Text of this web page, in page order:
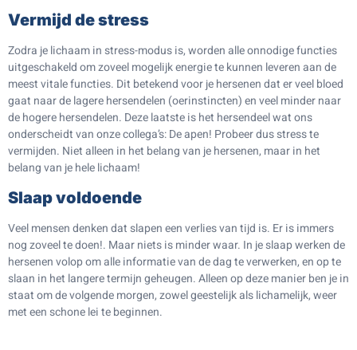
Vermijd de stress
Zodra je lichaam in stress-modus is, worden alle onnodige functies
uitgeschakeld om zoveel mogelijk energie te kunnen leveren aan de
meest vitale functies. Dit betekend voor je hersenen dat er veel bloed
gaat naar de lagere hersendelen (oerinstincten) en veel minder naar
de hogere hersendelen. Deze laatste is het hersendeel wat ons
onderscheidt van onze collega’s: De apen! Probeer dus stress te
vermijden. Niet alleen in het belang van je hersenen, maar in het
belang van je hele lichaam!
Slaap voldoende
Veel mensen denken dat slapen een verlies van tijd is. Er is immers
nog zoveel te doen!. Maar niets is minder waar. In je slaap werken de
hersenen volop om alle informatie van de dag te verwerken, en op te
slaan in het langere termijn geheugen. Alleen op deze manier ben je in
staat om de volgende morgen, zowel geestelijk als lichamelijk, weer
met een schone lei te beginnen.